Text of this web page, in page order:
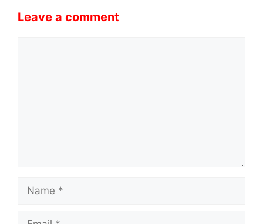
Leave a comment
Name
Email